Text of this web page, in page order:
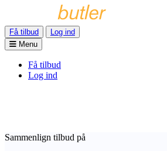
Få tilbud
Log ind
Menu
Få tilbud
Log ind
Sammenlign tilbud på